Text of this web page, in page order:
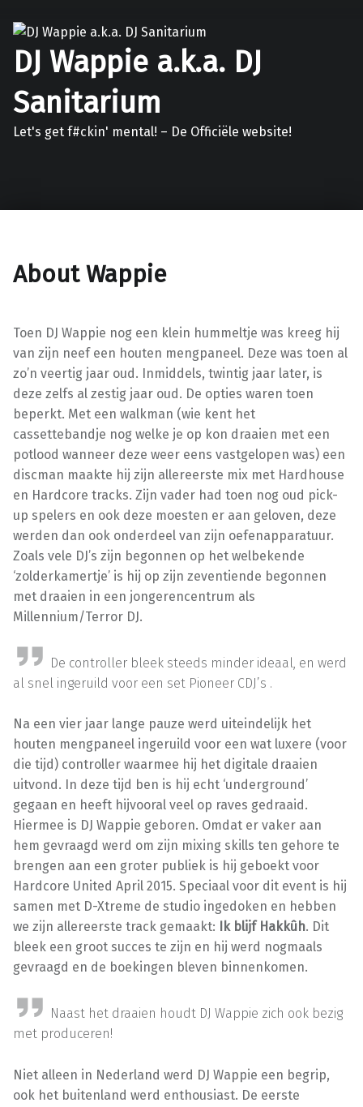
DJ Wappie a.k.a. DJ
Sanitarium
Let's get f#ckin' mental! – De Officiële website!
About Wappie
Toen DJ Wappie nog een klein hummeltje was kreeg hij
van zijn neef een houten mengpaneel. Deze was toen al
zo’n veertig jaar oud. Inmiddels, twintig jaar later, is
deze zelfs al zestig jaar oud. De opties waren toen
beperkt. Met een walkman (wie kent het
cassettebandje nog welke je op kon draaien met een
potlood wanneer deze weer eens vastgelopen was) een
discman maakte hij zijn allereerste mix met Hardhouse
en Hardcore tracks. Zijn vader had toen nog oud pick-
up spelers en ook deze moesten er aan geloven, deze
werden dan ook onderdeel van zijn oefenapparatuur.
Zoals vele DJ’s zijn begonnen op het welbekende
‘zolderkamertje’ is hij op zijn zeventiende begonnen
met draaien in een jongerencentrum als
Millennium/Terror DJ.
De controller bleek steeds minder ideaal, en werd
al snel ingeruild voor een set Pioneer CDJ’s .
Na een vier jaar lange pauze werd uiteindelijk het
houten mengpaneel ingeruild voor een wat luxere (voor
die tijd) controller waarmee hij het digitale draaien
uitvond. In deze tijd ben is hij echt ‘underground’
gegaan en heeft hijvooral veel op raves gedraaid.
Hiermee is DJ Wappie geboren. Omdat er vaker aan
hem gevraagd werd om zijn mixing skills ten gehore te
brengen aan een groter publiek is hij geboekt voor
Hardcore United April 2015. Speciaal voor dit event is hij
samen met D-Xtreme de studio ingedoken en hebben
we zijn allereerste track gemaakt:
Ik blijf Hakkûh. Dit
bleek een groot succes te zijn en hij werd nogmaals
gevraagd en de boekingen bleven binnenkomen.
Naast het draaien houdt DJ Wappie zich ook bezig
met produceren!
Niet alleen in Nederland werd DJ Wappie een begrip,
ook het buitenland werd enthousiast. De eerste